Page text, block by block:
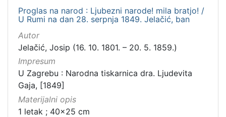
Proglas na narod : Ljubezni narode! mila bratjo! /
U Rumi na dan 28. serpnja 1849. Jelačić, ban
Autor
Jelačić, Josip (16. 10. 1801. – 20. 5. 1859.)
Impresum
U Zagrebu : Narodna tiskarnica dra. Ljudevita
Gaja, [1849]
Materijalni opis
1 letak ; 40x25 cm